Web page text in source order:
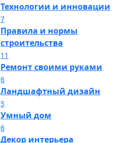
Технологии и инновации
7
Правила и нормы
строительства
11
Ремонт своими руками
6
Ландшафтный дизайн
5
Умный дом
6
Декор интерьера